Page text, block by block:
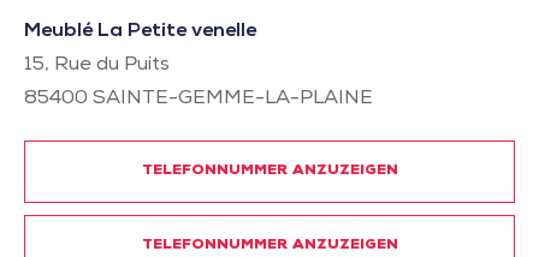
Meublé La Petite venelle
15, Rue du Puits
85400 SAINTE-GEMME-LA-PLAINE
TELEFONNUMMER ANZUZEIGEN
TELEFONNUMMER ANZUZEIGEN